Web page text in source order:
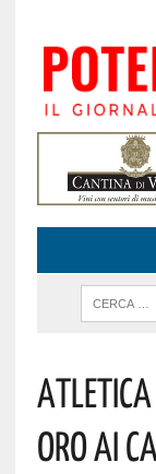
Atletica
Oro Ai